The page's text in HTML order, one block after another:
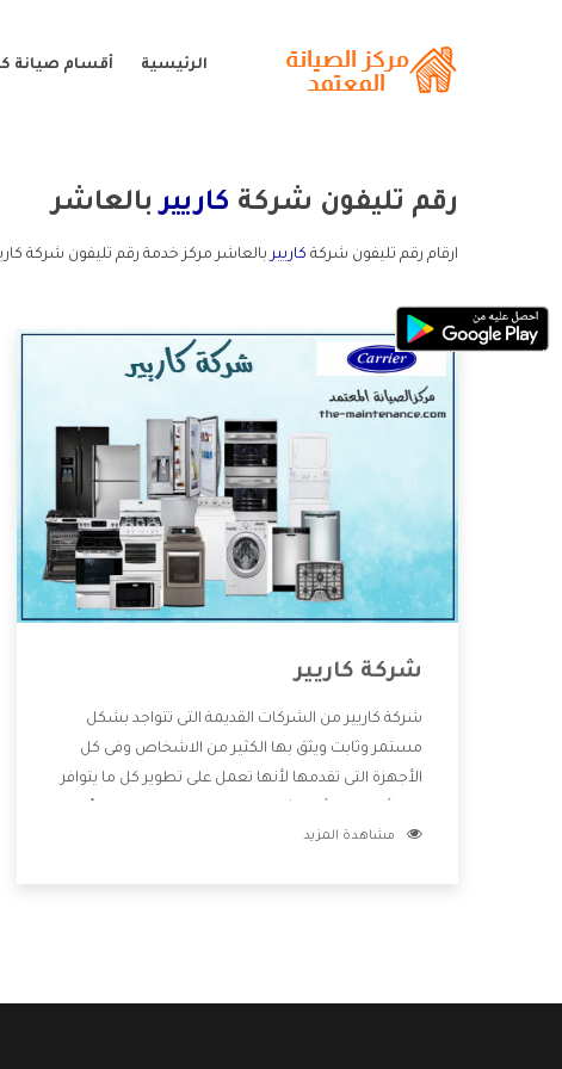
الرئيسية أقسام صيانة
رقم تليفون شركة كارييربالعاشر
ارقام رقم تليفون شركة كارييربالعاشر مركز خدمة رقم تليفون شركة
شركة كاريير
شركة كاريير من الشركات القديمة التى تتواجد بشكل
مستمر وثابت ويثق بها الكثير من الاشخاص وفى كل
الأجهزة التى تقدمها لأنها تعمل على تطوير كل ما يتوافر
خدمات ما بعد البيع مع المنتجات وتقدم للعملاء أقوى
مشاهدة المزيد